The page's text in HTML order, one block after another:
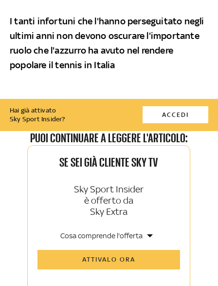
I tanti infortuni che l'hanno perseguitato negli
ultimi anni non devono oscurare l'importante
ruolo che l'azzurro ha avuto nel rendere
popolare il tennis in Italia
Hai già attivato
Sky Sport Insider?
ACCEDI
PUOI CONTINUARE A LEGGERE L'ARTICOLO:
SE SEI GIÀ CLIENTE SKY TV
Sky Sport Insider
è offerto da
Sky Extra
Cosa comprende l'offerta
Sky TG24 Insider
ATTIVALO ORA